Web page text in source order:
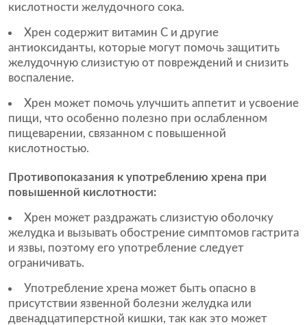
кислотности желудочного сока.
Хрен содержит витамин С и другие
антиоксиданты, которые могут помочь защитить
желудочную слизистую от повреждений и снизить
воспаление.
Хрен может помочь улучшить аппетит и усвоение
пищи, что особенно полезно при ослабленном
пищеварении, связанном с повышенной
кислотностью.
Противопоказания к употреблению хрена при
повышенной кислотности:
Хрен может раздражать слизистую оболочку
желудка и вызывать обострение симптомов гастрита
и язвы, поэтому его употребление следует
ограничивать.
Употребление хрена может быть опасно в
присутствии язвенной болезни желудка или
двенадцатиперстной кишки, так как это может